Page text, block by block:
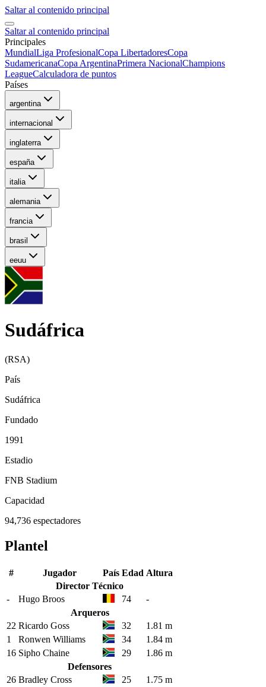
Saltar al contenido principal
Saltar al contenido principal
Principales
MundialLiga ProfesionalCopa LibertadoresCopa
SudamericanaCopa ArgentinaPrimera NacionalChampions
LeagueCalculadora de puntos
Países
argentina
internacional
inglaterra
españa
italia
alemania
francia
brasil
eeuu
Sudáfrica
(RSA)
País
Sudáfrica
Fundado
1991
Estadio
FNB Stadium
Capacidad
94,736 espectadores
Plantel
# Jugador País Edad Altura
Director Técnico
-
Hugo Broos 74
-
Arqueros
22 Ricardo Goss 32
1.81 m
1
Ronwen Williams 34
1.84 m
16 Sipho Chaine 29
1.86 m
Defensores
26 Bradley Cross 25
1.75 m